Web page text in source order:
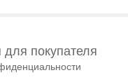
покупателя